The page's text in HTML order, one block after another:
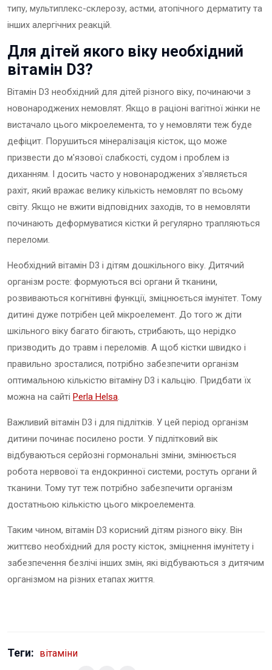
типу, мультиплекс-склерозу, астми, атопічного дерматиту та
інших алергічних реакцій.
Для дітей якого віку необхідний
вітамін D3?
Вітамін D3 необхідний для дітей різного віку, починаючи з
новонароджених немовлят. Якщо в раціоні вагітної жінки не
вистачало цього мікроелемента, то у немовляти теж буде
дефіцит. Порушиться мінералізація кісток, що може
призвести до м'язової слабкості, судом і проблем із
диханням. І досить часто у новонароджених з'являється
рахіт, який вражає велику кількість немовлят по всьому
світу. Якщо не вжити відповідних заходів, то в немовляти
починають деформуватися кістки й регулярно трапляються
переломи.
Необхідний вітамін D3 і дітям дошкільного віку. Дитячий
організм росте: формуються всі органи й тканини,
розвиваються когнітивні функції, зміцнюється імунітет. Тому
дитині дуже потрібен цей мікроелемент. До того ж діти
шкільного віку багато бігають, стрибають, що нерідко
призводить до травм і переломів. А щоб кістки швидко і
правильно зросталися, потрібно забезпечити організм
оптимальною кількістю вітаміну D3 і кальцію. Придбати їх
можна на сайті Perla Helsa.
Важливий вітамін D3 і для підлітків. У цей період організм
дитини починає посилено рости. У підлітковий вік
відбуваються серйозні гормональні зміни, змінюється
робота нервової та ендокринної системи, ростуть органи й
тканини. Тому тут теж потрібно забезпечити організм
достатньою кількістю цього мікроелемента.
Таким чином, вітамін D3 корисний дітям різного віку. Він
життєво необхідний для росту кісток, зміцнення імунітету і
забезпечення безлічі інших змін, які відбуваються з дитячим
організмом на різних етапах життя.
Теги: вітаміни